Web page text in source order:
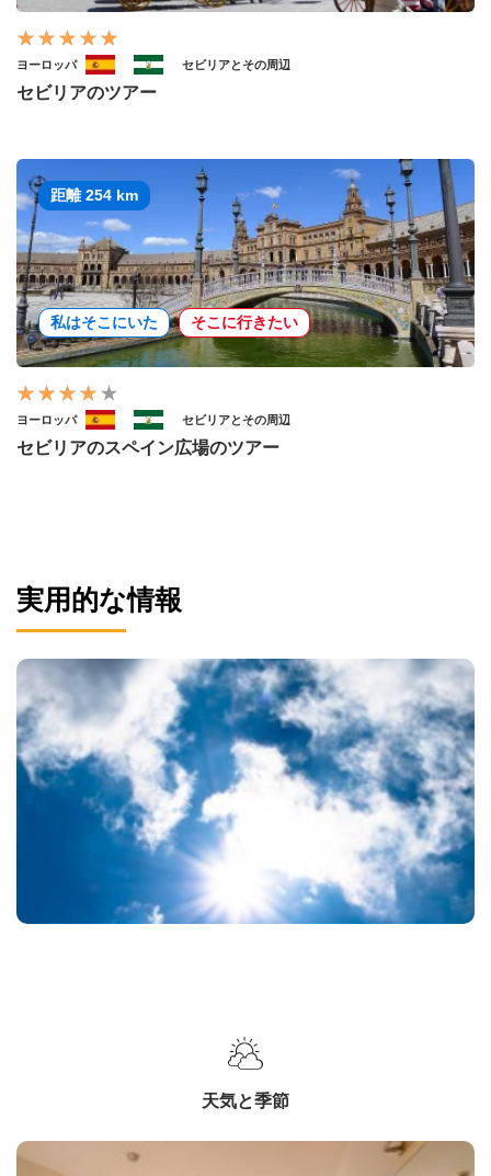
ヨーロッパ セビリアとその周辺
セビリアのツアー
距離 254 km
私はそこにいた そこに行きたい
ヨーロッパ セビリアとその周辺
セビリアのスペイン広場のツアー
実用的な情報
天気と季節